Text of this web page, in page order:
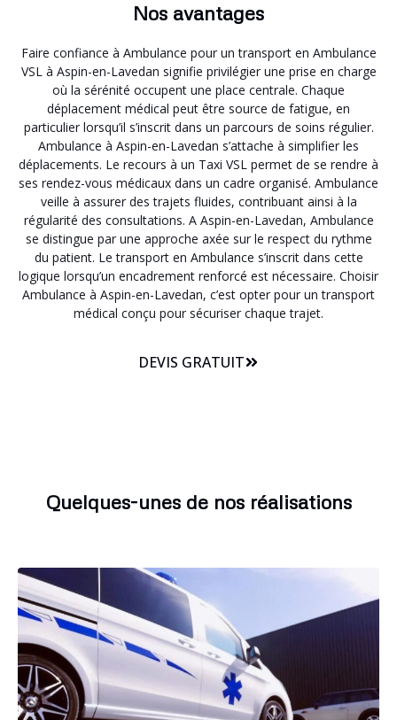
Nos avantages
Faire confiance à Ambulance pour un transport en Ambulance
VSL à Aspin-en-Lavedan signifie privilégier une prise en charge
où la sérénité occupent une place centrale. Chaque
déplacement médical peut être source de fatigue, en
particulier lorsqu’il s’inscrit dans un parcours de soins régulier.
Ambulance à Aspin-en-Lavedan s’attache à simplifier les
déplacements. Le recours à un Taxi VSL permet de se rendre à
ses rendez-vous médicaux dans un cadre organisé. Ambulance
veille à assurer des trajets fluides, contribuant ainsi à la
régularité des consultations. A Aspin-en-Lavedan, Ambulance
se distingue par une approche axée sur le respect du rythme
du patient. Le transport en Ambulance s’inscrit dans cette
logique lorsqu’un encadrement renforcé est nécessaire. Choisir
Ambulance à Aspin-en-Lavedan, c’est opter pour un transport
médical conçu pour sécuriser chaque trajet.
DEVIS GRATUIT
Quelques-unes de nos réalisations